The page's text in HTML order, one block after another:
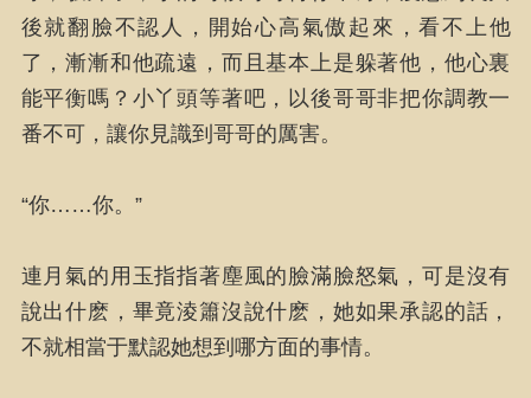
後就翻臉不認人，開始心高氣傲起來，看不上他
了，漸漸和他疏遠，而且基本上是躲著他，他心裏
能平衡嗎？小丫頭等著吧，以後哥哥非把你調教一
番不可，讓你見識到哥哥的厲害。
“你……你。”
連月氣的用玉指指著塵風的臉滿臉怒氣，可是沒有
說出什麽，畢竟淩簫沒說什麽，她如果承認的話，
不就相當于默認她想到哪方面的事情。